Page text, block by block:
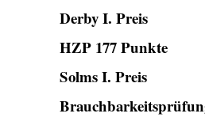
Derby I. Preis
HZP 177 Punkte
Solms I. Preis